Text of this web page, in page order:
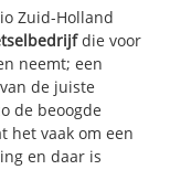
Zuid-Holland
die voor
neemt; een
de juiste
de beoogde
het vaak om een
en daar is